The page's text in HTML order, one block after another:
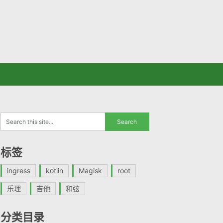
标签
ingress kotlin Magisk root
乐理 吉他 和弦
分类目录